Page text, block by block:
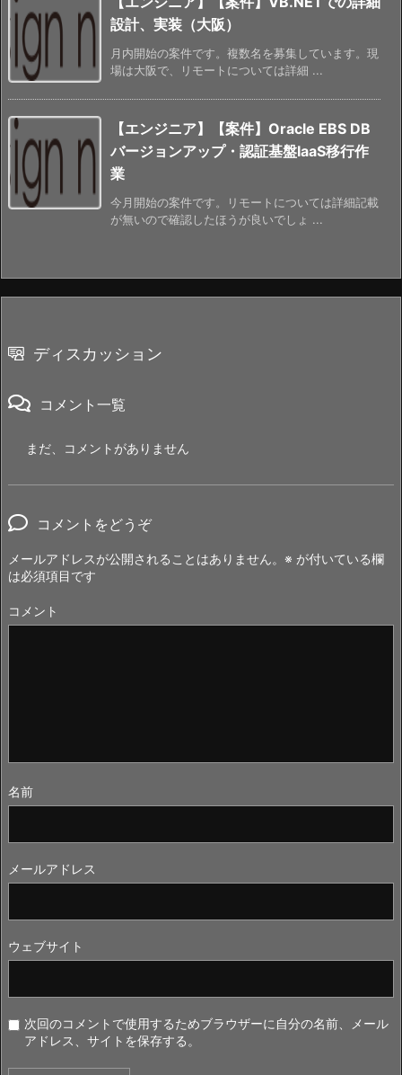
設計、実装（大阪）
月内開始の案件です。複数名を募集しています。現
場は大阪で、リモートについては詳細 ...
【エンジニア】【案件】Oracle EBS DB
バージョンアップ・認証基盤IaaS移行作
業
今月開始の案件です。リモートについては詳細記載
が無いので確認したほうが良いでしょ ...
ディスカッション
コメント一覧
まだ、コメントがありません
コメントをどうぞ
メールアドレスが公開されることはありません。 ※ が付いている欄
は必須項目です
コメント
名前
メールアドレス
ウェブサイト
次回のコメントで使用するためブラウザーに自分の名前、メール
アドレス、サイトを保存する。